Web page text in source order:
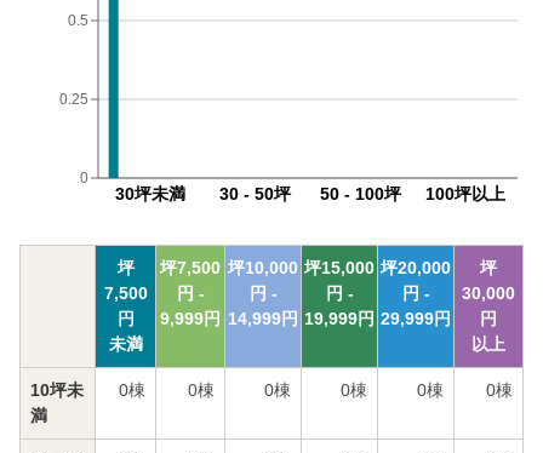
30坪未満 30 - 50坪 50 - 100坪 100坪以上
0
0.25
0.5
坪
7,500
円
未満
坪7,500
円 -
9,999円
坪10,000
円 -
14,999円
坪15,000
円 -
19,999円
坪20,000
円 -
29,999円
坪
30,000
円
以上
10坪未
満
0棟 0棟 0棟 0棟 0棟 0棟